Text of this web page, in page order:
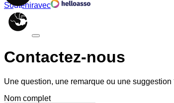
Souteniravec
Contactez-nous
Une question, une remarque ou une
Nom complet